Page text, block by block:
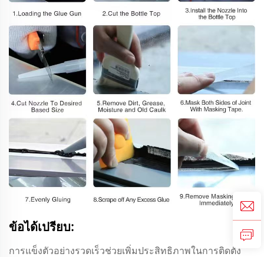
ข้อได้เปรียบ:
การแข็งตัวอย่างรวดเร็วช่วยเพิ่มประสิทธิภาพในการติดตั้ง